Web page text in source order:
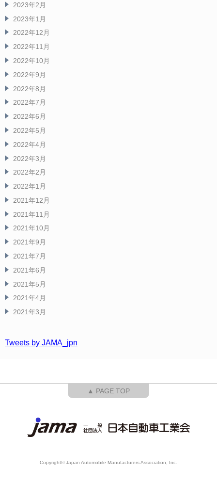
2023年2月
2023年1月
2022年12月
2022年11月
2022年10月
2022年9月
2022年8月
2022年7月
2022年6月
2022年5月
2022年4月
2022年3月
2022年2月
2022年1月
2021年12月
2021年11月
2021年10月
2021年9月
2021年7月
2021年6月
2021年5月
2021年4月
2021年3月
Tweets by JAMA_jpn
▲ PAGE TOP
Copyright© Japan Automobile Manufacturers Association, Inc.